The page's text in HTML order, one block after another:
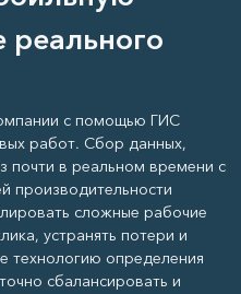
реального
с помощью ГИС
работ. Сбор данных,
почти в реальном времени с
производительности
сложные рабочие
устранять потери и
технологию определения
сбалансировать и